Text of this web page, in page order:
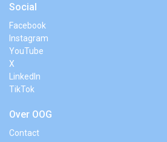
Social
Facebook
Instagram
YouTube
X
LinkedIn
TikTok
Over OOG
Contact